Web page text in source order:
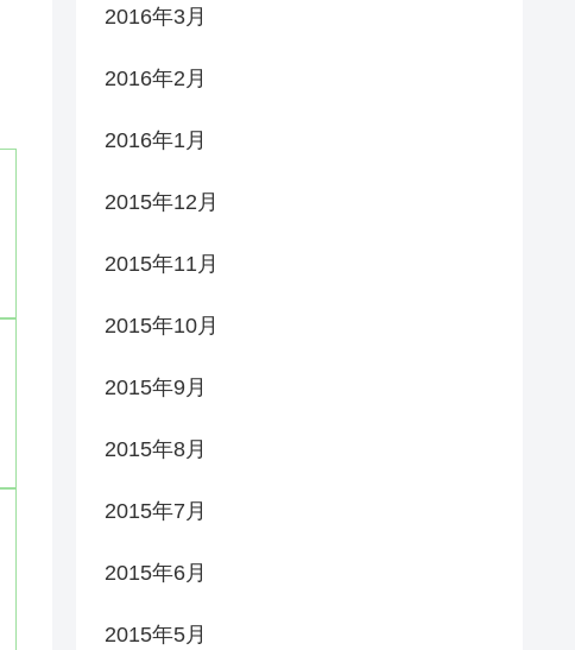
2016年3月
2016年2月
2016年1月
2015年12月
2015年11月
2015年10月
2015年9月
2015年8月
2015年7月
2015年6月
2015年5月